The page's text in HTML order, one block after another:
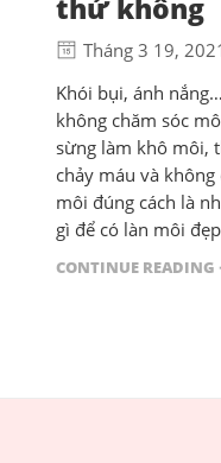
thử không
Tháng 3 19,
Khói bụi, ánh
không chăm sóc
sừng làm khô môi,
chảy máu và không
môi đúng cách là
gì để có làn môi
CONTINUE